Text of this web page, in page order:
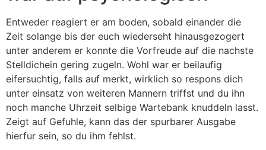
Entweder reagiert er am boden, sobald einander die
Zeit solange bis der euch wiederseht hinausgezogert
unter anderem er konnte die Vorfreude auf die nachste
Stelldichein gering zugeln. Wohl war er beilaufig
eifersuchtig, falls auf merkt, wirklich so respons dich
unter einsatz von weiteren Mannern triffst und du ihn
noch manche Uhrzeit selbige Wartebank knuddeln lasst.
Zeigt auf Gefuhle, kann das der spurbarer Ausgabe
hierfur sein, so du ihm fehlst.